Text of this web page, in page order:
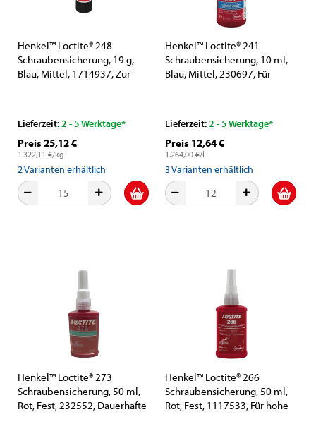
Henkel™ Loctite® 248
Schraubensicherung, 19 g,
Blau, Mittel, 1714937, Zur
Lieferzeit:2 - 5 Werktage*
Preis 25,12 €
1.322,11 €/kg
2Varianten erhältlich
Henkel™ Loctite® 241
Schraubensicherung, 10 ml,
Blau, Mittel, 230697, Für
Lieferzeit:2 - 5 Werktage*
Preis 12,64 €
1.264,00 €/l
3Varianten erhältlich
Henkel™ Loctite® 273
Schraubensicherung, 50 ml,
Rot, Fest, 232552, Dauerhafte
Henkel™ Loctite® 266
Schraubensicherung, 50 ml,
Rot, Fest, 1117533, Für hohe